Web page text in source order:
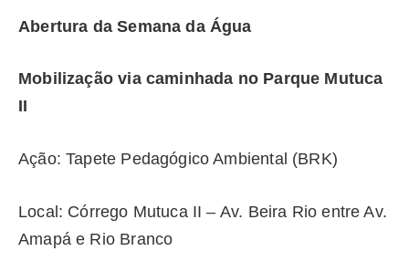
Abertura da Semana da Água
Mobilização via caminhada no Parque Mutuca
II
Ação: Tapete Pedagógico Ambiental (BRK)
Local: Córrego Mutuca II – Av. Beira Rio entre Av.
Amapá e Rio Branco